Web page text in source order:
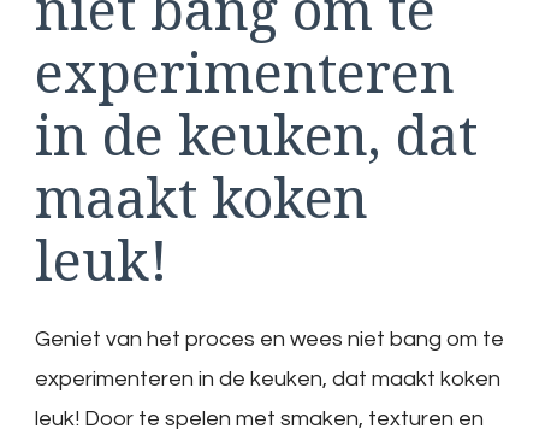
experimenteren
in de keuken, dat
maakt koken
leuk!
Geniet van het proces en wees niet bang om te
experimenteren in de keuken, dat maakt koken
leuk! Door te spelen met smaken, texturen en